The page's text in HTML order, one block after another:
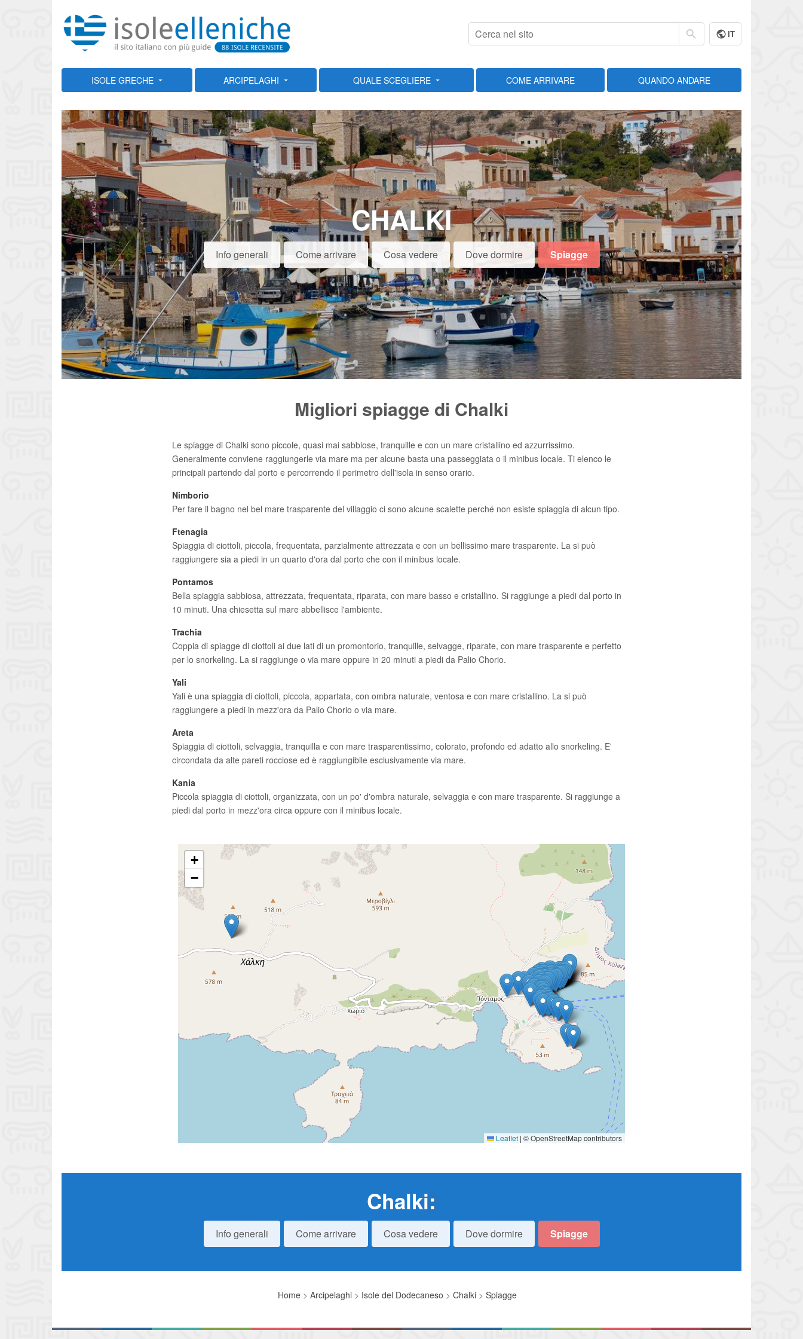
IT
ISOLE GRECHE ARCIPELAGHI QUALE SCEGLIERE COME ARRIVARE QUANDO ANDARE
CHALKI
Info generali Come arrivare Cosa vedere Dove dormire Spiagge
Migliori spiagge di Chalki
Le spiagge di Chalki sono piccole, quasi mai sabbiose, tranquille e con un mare cristallino ed azzurrissimo.
Generalmente conviene raggiungerle via mare ma per alcune basta una passeggiata o il minibus locale. Ti elenco le
principali partendo dal porto e percorrendo il perimetro dell'isola in senso orario.
Nimborio
Per fare il bagno nel bel mare trasparente del villaggio ci sono alcune scalette perché non esiste spiaggia di alcun tipo.
Ftenagia
Spiaggia di ciottoli, piccola, frequentata, parzialmente attrezzata e con un bellissimo mare trasparente. La si può
raggiungere sia a piedi in un quarto d'ora dal porto che con il minibus locale.
Pontamos
Bella spiaggia sabbiosa, attrezzata, frequentata, riparata, con mare basso e cristallino. Si raggiunge a piedi dal porto in
10 minuti. Una chiesetta sul mare abbellisce l'ambiente.
Trachia
Coppia di spiagge di ciottoli ai due lati di un promontorio, tranquille, selvagge, riparate, con mare trasparente e perfetto
per lo snorkeling. La si raggiunge o via mare oppure in 20 minuti a piedi da Palio Chorio.
Yali
Yali è una spiaggia di ciottoli, piccola, appartata, con ombra naturale, ventosa e con mare cristallino. La si può
raggiungere a piedi in mezz'ora da Palio Chorio o via mare.
Areta
Spiaggia di ciottoli, selvaggia, tranquilla e con mare trasparentissimo, colorato, profondo ed adatto allo snorkeling. E'
circondata da alte pareti rocciose ed è raggiungibile esclusivamente via mare.
Kania
Piccola spiaggia di ciottoli, organizzata, con un po' d'ombra naturale, selvaggia e con mare trasparente. Si raggiunge a
piedi dal porto in mezz'ora circa oppure con il minibus locale.
+
−
Leaflet | © OpenStreetMap contributors
Chalki:
Info generali Come arrivare Cosa vedere Dove dormire Spiagge
Home> Arcipelaghi> Isole del Dodecaneso > Chalki> Spiagge